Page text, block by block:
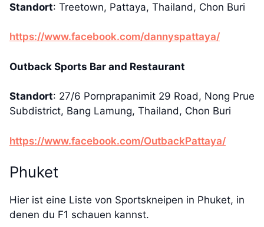
Standort: Treetown, Pattaya, Thailand, Chon Buri
https://www.facebook.com/dannyspattaya/
Outback Sports Bar and Restaurant
Standort: 27/6 Pornprapanimit 29 Road, Nong Prue
Subdistrict, Bang Lamung, Thailand, Chon Buri
https://www.facebook.com/OutbackPattaya/
Phuket
Hier ist eine Liste von Sportskneipen in Phuket, in
denen du F1 schauen kannst.